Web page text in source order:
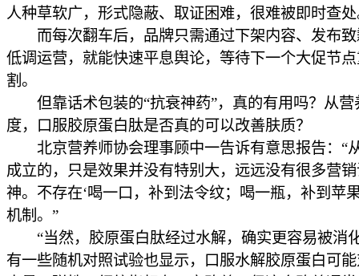
人种草软广，形式隐蔽、取证困难，很难被即时查
而每次翻车后，品牌只需通过下架内容、发布致
低调运营，就能快速平息舆论，等待下一个大促节
割。
但靠话术包装的“抗衰神药”，真的有用吗？从营
度，口服胶原蛋白肽是否真的可以改善肤质？
北京营养师协会理事顾中一告诉有意思报告：“
成立的，只是效果并没有特别大，远远没有很多营
神。不存在‘喝一口，补到法令纹；喝一瓶，补到苹
机制。”
“当然，胶原蛋白肽经过水解，确实更容易被消
有一些随机对照试验也显示，口服水解胶原蛋白可